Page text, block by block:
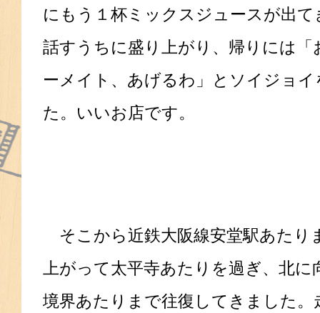
にもう１杯ミックスジュースが出
話すうちに盛り上がり、帰りには
ーメイト、あげるわ」とソイジョ
た。いいお店です。
そこから近鉄大阪線安堂駅あたり
上がって太平寺あたりを過ぎ、北
境界あたりまで往復してきました